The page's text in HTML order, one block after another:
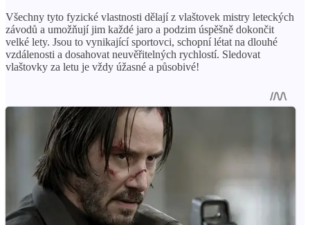
Všechny tyto fyzické vlastnosti dělají z vlaštovek mistry leteckých
závodů a umožňují jim každé jaro a podzim úspěšně dokončit
velké lety. Jsou to vynikající sportovci, schopní létat na dlouhé
vzdálenosti a dosahovat neuvěřitelných rychlostí. Sledovat
vlaštovky za letu je vždy úžasné a působivé!